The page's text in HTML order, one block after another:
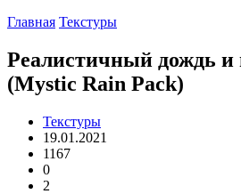
Главная Текстуры
Реалистичный дождь и
(Mystic Rain Pack)
Текстуры
19.01.2021
1167
0
2